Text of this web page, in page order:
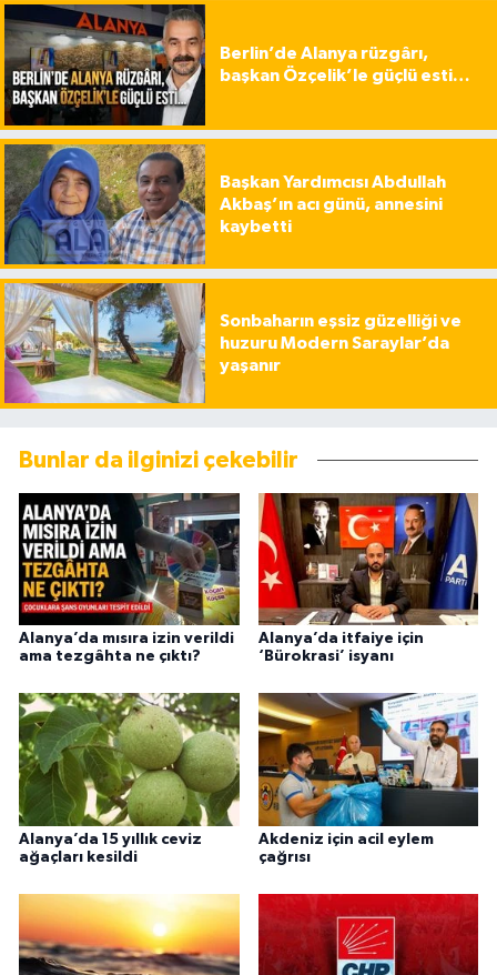
Berlin’de Alanya rüzgârı,
başkan Özçelik’le güçlü esti…
Başkan Yardımcısı Abdullah
Akbaş’ın acı günü, annesini
kaybetti
Sonbaharın eşsiz güzelliği ve
huzuru Modern Saraylar’da
yaşanır
Bunlar da ilginizi çekebilir
Alanya’da mısıra izin verildi
ama tezgâhta ne çıktı?
Alanya’da itfaiye için
‘Bürokrasi’ isyanı
Alanya’da 15 yıllık ceviz
ağaçları kesildi
Akdeniz için acil eylem
çağrısı